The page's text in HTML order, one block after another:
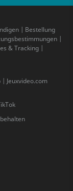
| Bestellung
|
& Tracking|
| Jeuxvideo.com